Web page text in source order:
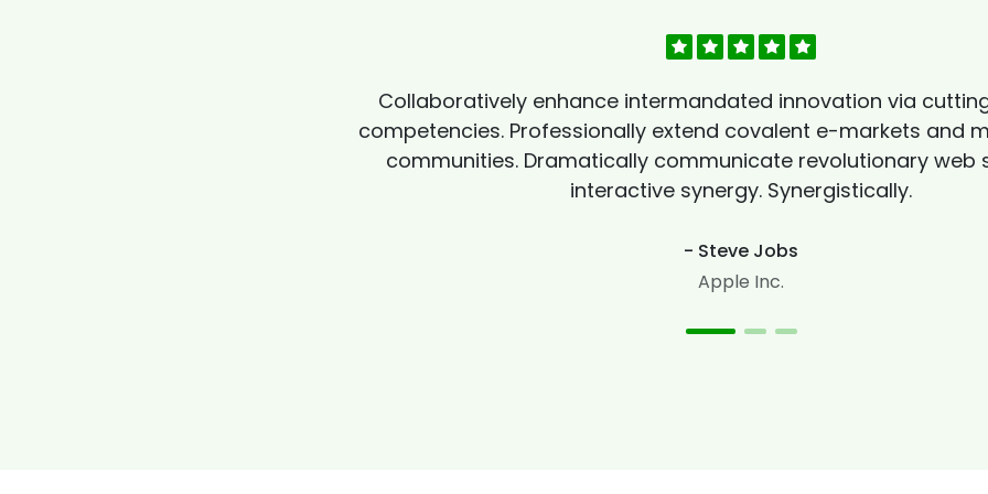
Collaboratively enhance intermandated innovation via
competencies. Professionally extend covalent e-markets and
communities. Dramatically communicate revolutionary web
interactive synergy. Synergistically.
- Steve Jobs
Apple Inc.